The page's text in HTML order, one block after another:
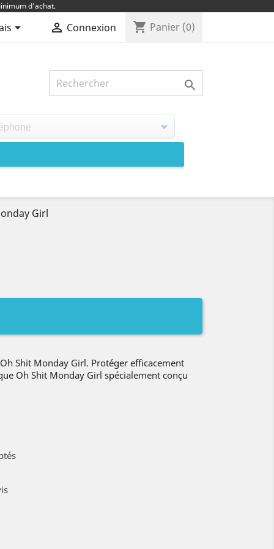
d'achat.
  Connexion shopping_cart Panier (0)

Girl
Shit Monday Girl. Protéger efficacement
Oh Shit Monday Girl spécialement conçu